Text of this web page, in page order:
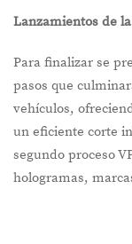
Lanzamientos de
Para finalizar se
pasos que
vehículos,
un eficiente corte
segundo proceso
hologramas,